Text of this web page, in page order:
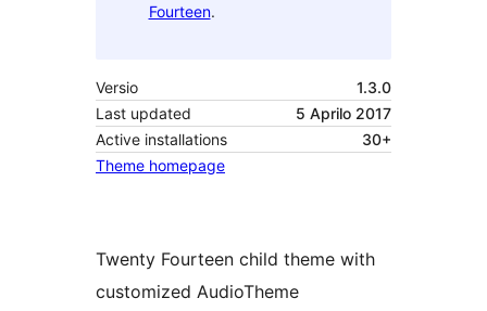
Fourteen.
Versio
1.3.0
Last updated
5 Aprilo 2017
Active installations
30+
Theme homepage
Twenty Fourteen child theme with
customized AudioTheme